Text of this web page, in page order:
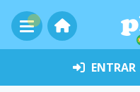
ENTRAR